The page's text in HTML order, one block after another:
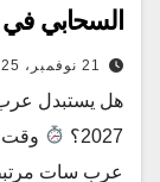
السحابي في
21 نوفمبر، 2025
هل يستبدل عرب
2027؟
عرب سات